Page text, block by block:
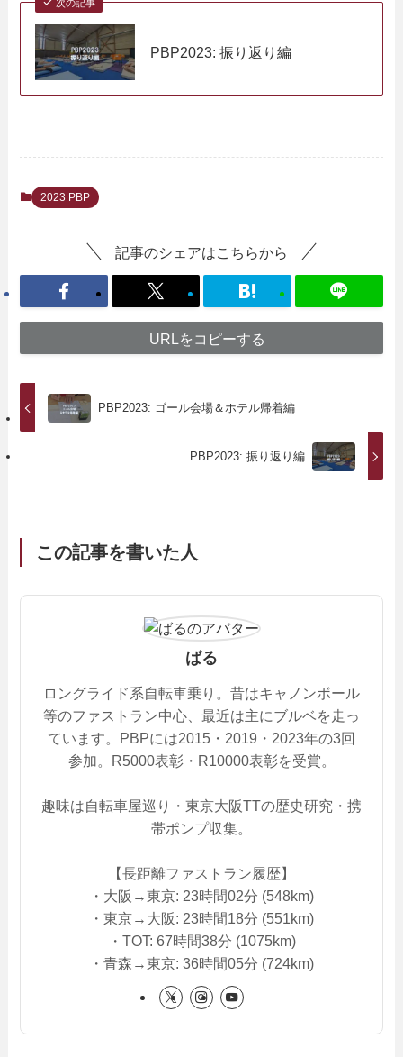
次の記事
PBP2023: 振り返り編
2023 PBP
記事のシェアはこちらから
URLをコピーする
PBP2023: ゴール会場＆ホテル帰着編
PBP2023: 振り返り編
この記事を書いた人
ばる
ロングライド系自転車乗り。昔はキャノンボール
等のファストラン中心、最近は主にブルベを走っ
ています。PBPには2015・2019・2023年の3回
参加。R5000表彰・R10000表彰を受賞。
趣味は自転車屋巡り・東京大阪TTの歴史研究・携
帯ポンプ収集。
【長距離ファストラン履歴】
・大阪→東京: 23時間02分 (548km)
・東京→大阪: 23時間18分 (551km)
・TOT: 67時間38分 (1075km)
・青森→東京: 36時間05分 (724km)